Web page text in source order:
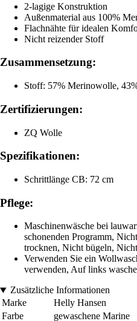
2-lagige Konstruktion
Außenmaterial aus 100%
Flachnähte für idealen
Nicht reizender Stoff
Zusammensetzung:
Stoff: 57% Merinowolle,
Zertifizierungen:
ZQ Wolle
Spezifikationen:
Schrittlänge CB: 72 cm
Pflege:
Maschinenwäsche bei
schonenden Programm,
trocknen, Nicht bügeln,
Verwenden Sie ein
verwenden, Auf links
Zusätzliche Informationen
Marke
Helly Hansen
Farbe
gewaschene Marine